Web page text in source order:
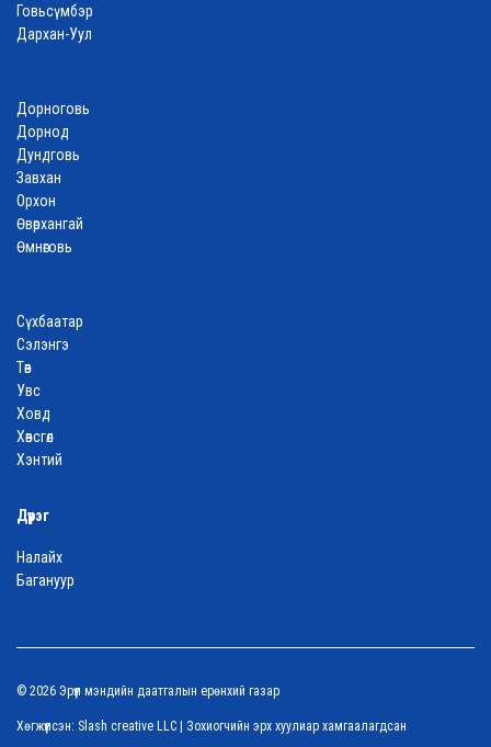
Говьсүмбэр
Дархан-Уул
Дорноговь
Дорнод
Дундговь
Завхан
Орхон
Өвөрхангай
Өмнөговь
Сүхбаатар
Сэлэнгэ
Төв
Увс
Ховд
Хөвсгөл
Хэнтий
Дүүрэг
Налайх
Багануур
© 2026 Эрүүл мэндийн даатгалын ерөнхий газар
Хөгжүүлсэн: Slash creative LLC | Зохиогчийн эрх хуулиар хамгаалагдсан